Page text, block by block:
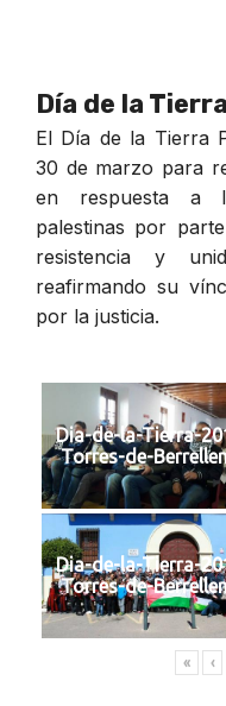
Día de la Tierra
El Día de la Tierra
30 de marzo para
en respuesta a
palestinas por
resistencia y
reafirmando su
por la justicia.
Dia-de-la-Tierra-
Torres-de-
Dia-de-la-Tierra-
Torres-de-
« ‹